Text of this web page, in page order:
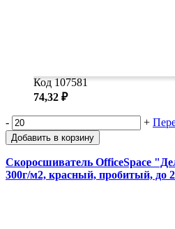
Код 107581
74,32 ₽
- +
Добавить в корзину
Скоросшиватель OfficeSpace
300г/м2, красный, пробитый, до